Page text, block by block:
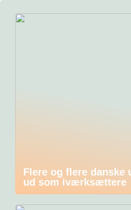
Flere og flere danske
ud som iværksættere